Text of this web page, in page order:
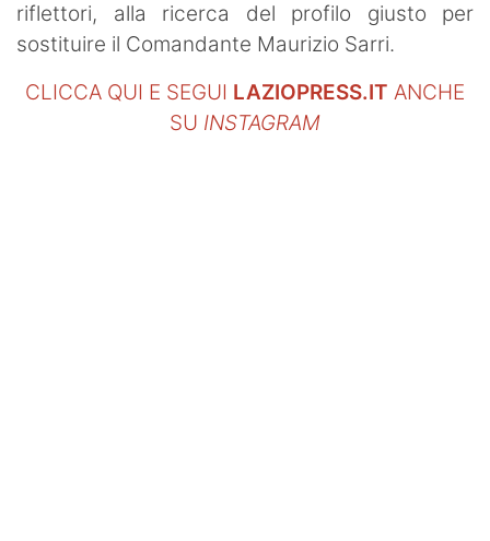
riflettori, alla ricerca del profilo giusto per
sostituire il Comandante Maurizio Sarri.
CLICCA QUI E SEGUI LAZIOPRESS.IT ANCHE
SU INSTAGRAM